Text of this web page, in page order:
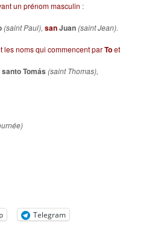
un prénom masculin :
(saint Paul), sanJuan(saint Jean).
les noms qui commencent parToet
santo Tomás (saint Thomas),
Telegram